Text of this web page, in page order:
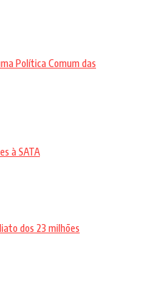
Política Comum das
à SATA
dos 23 milhões